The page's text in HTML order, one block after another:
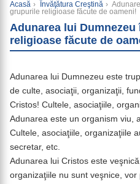
Acasă › Învăţătura Creştină ›
grupurile religioase făcute de oameni!
Adunarea lui
religioase făcute de
Adunarea lui Dumnezeu este
de culte, asociaţii, organizaţii,
Cristos! Cultele, asociaţiile,
Adunarea este un organism viu,
Cultele, asociaţiile, organizaţiile
secretar, etc.
Adunarea lui Cristos este
organizaţiile nu sunt veşnice,